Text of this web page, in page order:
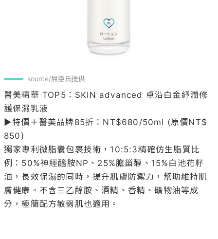
source/屈臣氏提供
醫美精華 TOP5：SKIN advanced 卓沿白金紓潤修
護保濕乳液
▶特價＋醫美品牌85折：NT$680/50ml (原價NT$
850)
獨家專利微脂囊包裹技術，10:5:3精確仿生脂質比
例：50%神經醯胺NP、25%膽甾醇、15%白池花籽
油，長效保濕的同時，提升肌膚防禦力，幫助維持肌
膚健康。不含三乙醇胺、酒精、香精、礦物油等成
分，極簡配方敏弱肌也適用。